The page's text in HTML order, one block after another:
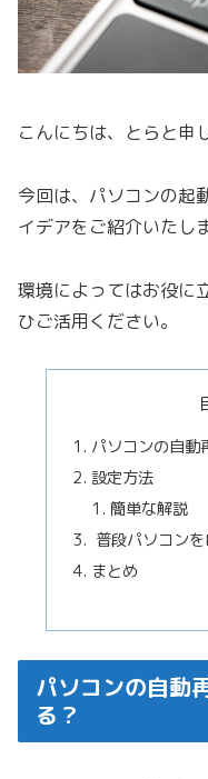
こんにちは、とらと申
今回は、パソコンの起
イデアをご紹介いたし
環境によってはお役に
ひご活用ください。
パソコンの自動
設定方法
簡単な解説
普段パソコン
まとめ
パソコンの自動
る？